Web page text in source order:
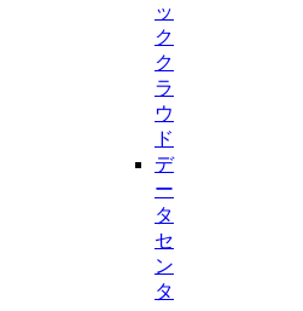
ッ
ク
ク
ラ
ウ
ド
デ
ー
タ
セ
ン
タ